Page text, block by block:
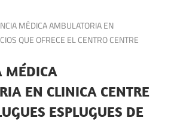
MÉDICA AMBULATORIA EN
QUE OFRECE EL CENTRO CENTRE
MÉDICA
EN CLINICA CENTRE
ESPLUGUES DE